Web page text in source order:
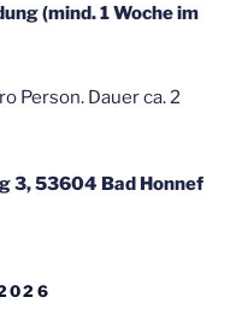
(mind. 1 Woche im
Person. Dauer ca. 2
3, 53604 Bad Honnef